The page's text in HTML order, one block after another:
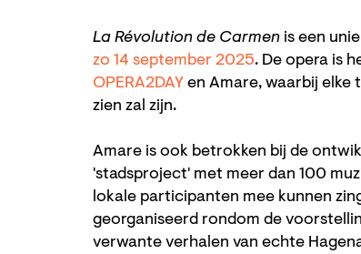
La Révolution de Carmen is een
zo 14 september 2025. De opera is
OPERA2DAY en Amare, waarbij
zien zal zijn.
Amare is ook betrokken bij de
'stadsproject' met meer dan 100
lokale participanten mee kunnen
georganiseerd rondom de
verwante verhalen van echte